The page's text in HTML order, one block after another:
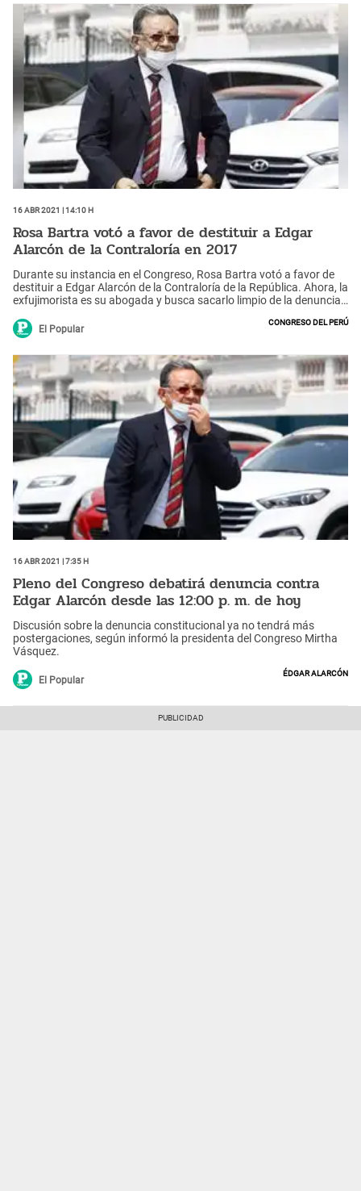
16 Abr 2021 | 14:10 h
Rosa Bartra votó a favor de destituir a Edgar
Alarcón de la Contraloría en 2017
Durante su instancia en el Congreso, Rosa Bartra votó a favor de
destituir a Edgar Alarcón de la Contraloría de la República. Ahora, la
exfujimorista es su abogada y busca sacarlo limpio de la denuncia
El Popular
Congreso del Perú
16 Abr 2021 | 7:35 h
Pleno del Congreso debatirá denuncia contra
Edgar Alarcón desde las 12:00 p. m. de hoy
Discusión sobre la denuncia constitucional ya no tendrá más
postergaciones, según informó la presidenta del Congreso Mirtha
Vásquez.
El Popular
Édgar Alarcón